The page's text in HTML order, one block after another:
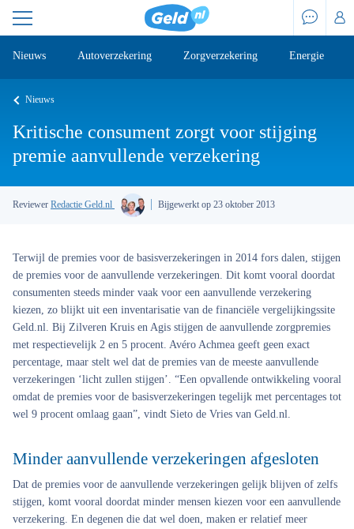
Nieuws Autoverzekering Zorgverzekering Energie
Nieuws
Kritische consument zorgt voor stijging
premie aanvullende verzekering
Reviewer Redactie Geld.nl Bijgewerkt op 23 oktober 2013
Terwijl de premies voor de basisverzekeringen in 2014 fors dalen, stijgen
de premies voor de aanvullende verzekeringen. Dit komt vooral doordat
consumenten steeds minder vaak voor een aanvullende verzekering
kiezen, zo blijkt uit een inventarisatie van de financiële vergelijkingssite
Geld.nl. Bij Zilveren Kruis en Agis stijgen de aanvullende zorgpremies
met respectievelijk 2 en 5 procent. Avéro Achmea geeft geen exact
percentage, maar stelt wel dat de premies van de meeste aanvullende
verzekeringen ‘licht zullen stijgen’. “Een opvallende ontwikkeling vooral
omdat de premies voor de basisverzekeringen tegelijk met percentages tot
wel 9 procent omlaag gaan”, vindt Sieto de Vries van Geld.nl.
Minder aanvullende verzekeringen afgesloten
Dat de premies voor de aanvullende verzekeringen gelijk blijven of zelfs
stijgen, komt vooral doordat minder mensen kiezen voor een aanvullende
verzekering. En degenen die dat wel doen, maken er relatief meer